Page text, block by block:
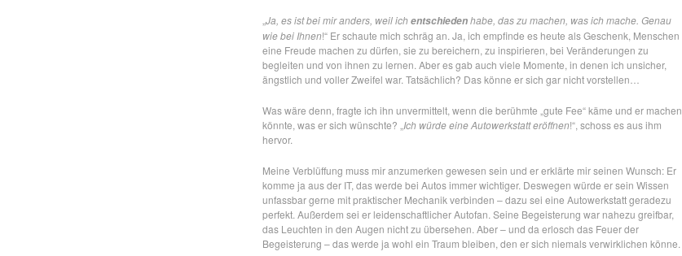
Ja, es ist bei mir anders, weil ich entschiedenhabe, das zu machen, was ich mache. Genau
wie bei Ihnen!“ Er schaute mich schräg an. Ja, ich empfinde es heute als Geschenk, Menschen
eine Freude machen zu dürfen, sie zu bereichern, zu inspirieren, bei Veränderungen zu
begleiten und von ihnen zu lernen. Aber es gab auch viele Momente, in denen ich unsicher,
ängstlich und voller Zweifel war. Tatsächlich? Das könne er sich gar nicht vorstellen…
Was wäre denn, fragte ich ihn unvermittelt, wenn die berühmte „gute Fee“ käme und er machen
könnte, was er sich wünschte? „ Ich würde eine Autowerkstatt eröffnen!“, schoss es aus ihm
hervor.
Meine Verblüffung muss mir anzumerken gewesen sein und er erklärte mir seinen Wunsch: Er
komme ja aus der IT, das werde bei Autos immer wichtiger. Deswegen würde er sein Wissen
unfassbar gerne mit praktischer Mechanik verbinden – dazu sei eine Autowerkstatt geradezu
perfekt. Außerdem sei er leidenschaftlicher Autofan. Seine Begeisterung war nahezu greifbar,
das Leuchten in den Augen nicht zu übersehen. Aber – und da erlosch das Feuer der
Begeisterung – das werde ja wohl ein Traum bleiben, den er sich niemals verwirklichen könne.